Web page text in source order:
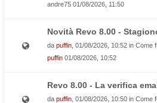
andre75 01/08/2026, 11:50
Novità Revo 8.00 -
da puffin , 01/08/2026, 10:52 in Come
puffin 01/08/2026, 10:52
Revo 8.00 - La verifica
da puffin , 01/08/2026, 10:50 in Come